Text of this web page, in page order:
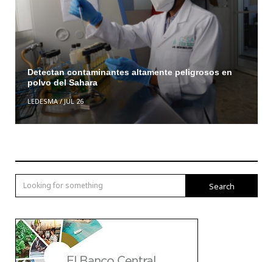
Detectan contaminantes altamente peligrosos en
polvo del Sahara
LEDESMA/JUL 26
Search